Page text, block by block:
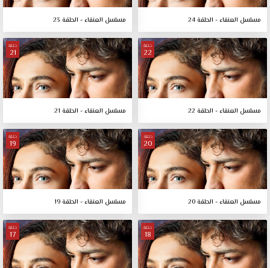
مسلسل العنقاء - الحلقة 24 مسلسل العنقاء - الحلقة 23
حلقة
22
مسلسل العنقاء - الحلقة 22
حلقة
21
مسلسل العنقاء - الحلقة 21
حلقة
20
مسلسل العنقاء - الحلقة 20
حلقة
19
مسلسل العنقاء - الحلقة 19
حلقة
18
حلقة
17